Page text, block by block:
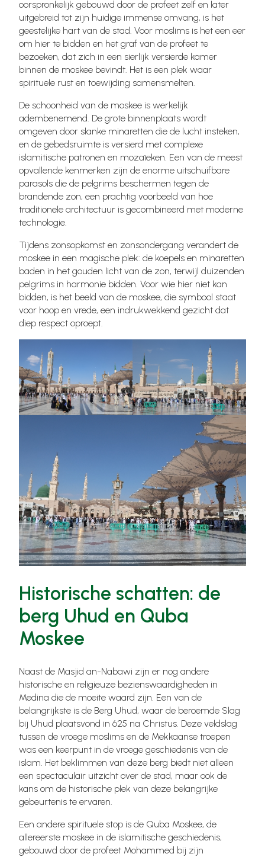
oorspronkelijk gebouwd door de profeet zelf en later
uitgebreid tot zijn huidige immense omvang, is het
geestelijke hart van de stad. Voor moslims is het een eer
om hier te bidden en het graf van de profeet te
bezoeken, dat zich in een sierlijk versierde kamer
binnen de moskee bevindt. Het is een plek waar
spirituele rust en toewijding samensmelten.
De schoonheid van de moskee is werkelijk
adembenemend. De grote binnenplaats wordt
omgeven door slanke minaretten die de lucht insteken,
en de gebedsruimte is versierd met complexe
islamitische patronen en mozaïeken. Een van de meest
opvallende kenmerken zijn de enorme uitschuifbare
parasols die de pelgrims beschermen tegen de
brandende zon, een prachtig voorbeeld van hoe
traditionele architectuur is gecombineerd met moderne
technologie.
Tijdens zonsopkomst en zonsondergang verandert de
moskee in een magische plek: de koepels en minaretten
baden in het gouden licht van de zon, terwijl duizenden
pelgrims in harmonie bidden. Voor wie hier niet kan
bidden, is het beeld van de moskee, die symbool staat
voor hoop en vrede, een indrukwekkend gezicht dat
diep respect oproept.
Historische schatten: de
berg Uhud en Quba
Moskee
Naast de Masjid an-Nabawi zijn er nog andere
historische en religieuze bezienswaardigheden in
Medina die de moeite waard zijn. Een van de
belangrijkste is de Berg Uhud, waar de beroemde Slag
bij Uhud plaatsvond in 625 na Christus. Deze veldslag
tussen de vroege moslims en de Mekkaanse troepen
was een keerpunt in de vroege geschiedenis van de
islam. Het beklimmen van deze berg biedt niet alleen
een spectaculair uitzicht over de stad, maar ook de
kans om de historische plek van deze belangrijke
gebeurtenis te ervaren.
Een andere spirituele stop is de Quba Moskee, de
allereerste moskee in de islamitische geschiedenis,
gebouwd door de profeet Mohammed bij zijn